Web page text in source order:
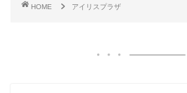
HOME アイリスプラザ